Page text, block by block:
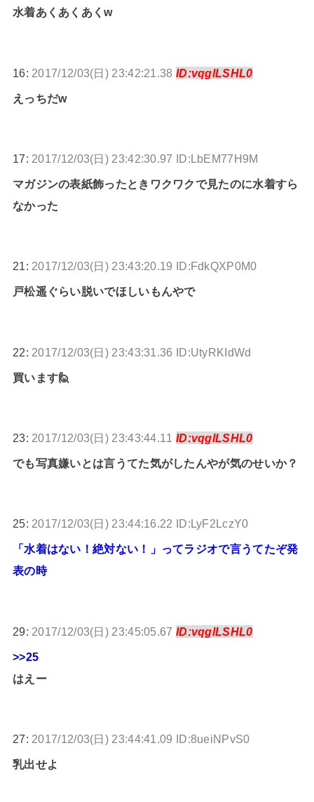
水着あくあくあくw
16: 2017/12/03(日) 23:42:21.38 ID:vqglLSHL0
えっちだw
17: 2017/12/03(日) 23:42:30.97 ID:LbEM77H9M
マガジンの表紙飾ったときワクワクで見たのに水着すら
なかった
21: 2017/12/03(日) 23:43:20.19 ID:FdkQXP0M0
戸松遥ぐらい脱いでほしいもんやで
22: 2017/12/03(日) 23:43:31.36 ID:UtyRKIdWd
買います🙋
23: 2017/12/03(日) 23:43:44.11 ID:vqglLSHL0
でも写真嫌いとは言うてた気がしたんやが気のせいか？
25: 2017/12/03(日) 23:44:16.22 ID:LyF2LczY0
「水着はない！絶対ない！」ってラジオで言うてたぞ発
表の時
29: 2017/12/03(日) 23:45:05.67 ID:vqglLSHL0
>>25
はえー
27: 2017/12/03(日) 23:44:41.09 ID:8ueiNPvS0
乳出せよ